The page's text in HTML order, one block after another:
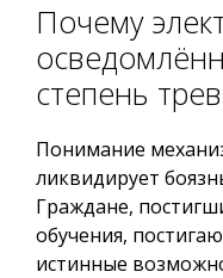
Почему
степень
Понимание
ликвидирует
Граждане,
обучения,
истинные